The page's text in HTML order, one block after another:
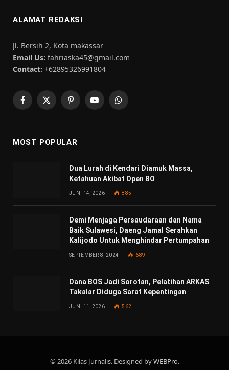
ALAMAT REDAKSI
Jl. Bersih 2, Kota makassar
Email Us: fahriaska45@gmail.com
Contact: +62895326991804
Facebook
X
PinterestYouTubeWhatsApp
MOST POPULAR
Dua Lurah di Kendari Diamuk Massa,
Ketahuan Akibat Open BO
JUNI 14, 2026 885
Demi Menjaga Persaudaraan dan Nama
Baik Sulawesi, Daeng Jamal Serahkan
Kalijodo Untuk Menghindar Pertumpahan
SEPTEMBER 8, 2024 689
Dana BOS Jadi Sorotan, Pelatihan ARKAS
Takalar Diduga Sarat Kepentingan
JUNI 11, 2026 562
© 2026 Kilas Jurnalis. Designed byWEBPro.